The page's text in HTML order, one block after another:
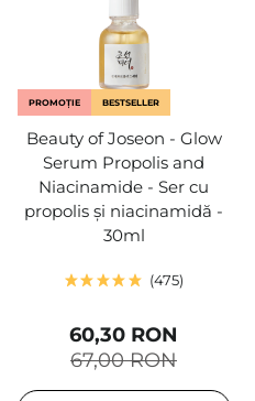
PROMOȚIE BESTSELLER
Beauty of Joseon - Glow
Serum Propolis and
Niacinamide - Ser cu
propolis și niacinamidă -
30ml
475
67,00 RON
60,30 RON